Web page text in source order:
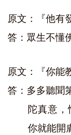
原文：『他有
答：眾生不懂
原文：『你能
答：多多聽聞
陀真意，
你就能開